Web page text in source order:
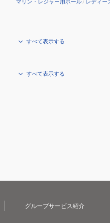
マリン・レジャー用ボール/ レディー
すべて表示する
すべて表示する
グループサービス紹介